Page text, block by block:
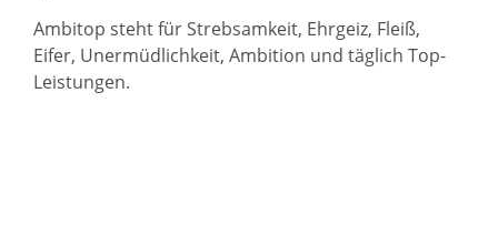
Ambitop steht für Strebsamkeit, Ehrgeiz, Fleiß,
Eifer, Unermüdlichkeit, Ambition und täglich Top-
Leistungen.